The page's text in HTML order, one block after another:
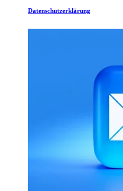
Datenschutzerklärung